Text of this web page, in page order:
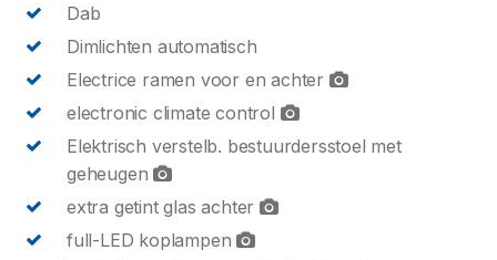
Dab
Dimlichten automatisch
Electrice ramen voor en achter
electronic climate control
Elektrisch verstelb. bestuurdersstoel met
geheugen
extra getint glas achter
full-LED koplampen